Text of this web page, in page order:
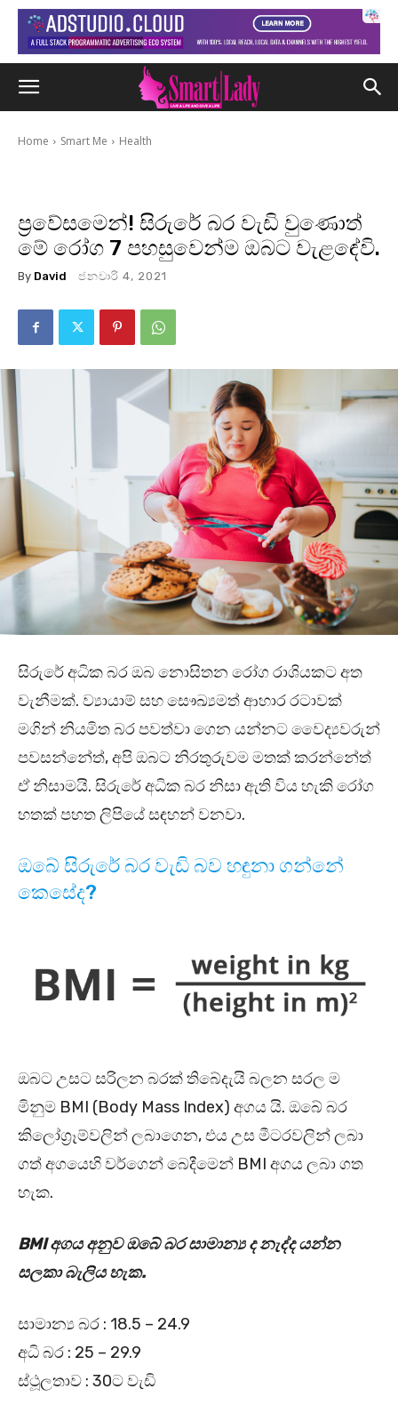
Home Smart Me Health
ප්‍රවේසමෙන්! සිරුරේ බර වැඩි වුණොත්
මේ රෝග 7 පහසුවෙන්ම ඔබට වැළඳේවි.
By David ජනවාරි 4, 2021
සිරුරේ අධික බර ඔබ නොසිතන රෝග රාශියකට අත
වැනීමක්. ව්‍යායාම් සහ සෞඛ්‍යමත් ආහාර රටාවක්
මගින් නියමිත බර පවත්වා ගෙන යන්නට වෛද්‍යවරුන්
පවසන්නේත්, අපි ඔබට නිරතුරුවම මතක් කරන්නේත්
ඒ නිසාමයි. සිරුරේ අධික බර නිසා ඇති විය හැකි රෝග
හතක් පහත ලිපියේ සඳහන් වනවා.
ඔබේ සිරුරේ බර වැඩි බව හඳුනා ගන්නේ
කෙසේද?
ඔබට උසට සරිලන බරක් තිබේදැයි බලන සරල ම
මිනුම BMI (Body Mass Index) අගය යි. ඔබේ බර
කිලෝග්‍රෑම්වලින් ලබාගෙන, එය උස මීටරවලින් ලබා
ගත් අගයෙහි වර්ගෙන් බෙදීමෙන් BMI අගය ලබා ගත
හැක.
BMI අගය අනුව ඔබේ බර සාමාන්‍ය ද නැද්ද යන්න
සලකා බැලිය හැක.
සාමාන්‍ය බර : 18.5 – 24.9
අධි බර : 25 – 29.9
ස්ථූලතාව : 30ට වැඩි